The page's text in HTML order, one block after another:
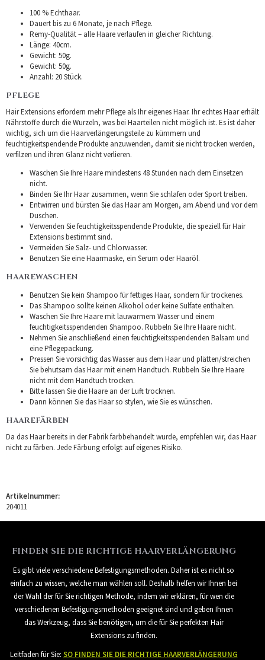
100 % Echthaar.
Dauert bis zu 6 Monate, je nach Pflege.
Remy-Qualität – alle Haare verlaufen in gleicher Richtung.
Länge: 40cm.
Gewicht: 50g.
Gewicht: 50g.
Anzahl: 20 Stück.
PFLEGE
Hair Extensions erfordern mehr Pflege als Ihr eigenes Haar. Ihr echtes Haar erhält
Nährstoffe durch die Wurzeln, was bei Haarteilen nicht möglich ist. Es ist daher
wichtig, sich um die Haarverlängerungsteile zu kümmern und
feuchtigkeitspendende Produkte anzuwenden, damit sie nicht trocken werden,
verfilzen und ihren Glanz nicht verlieren.
Waschen Sie Ihre Haare mindestens 48 Stunden nach dem Einsetzen
nicht.
Binden Sie Ihr Haar zusammen, wenn Sie schlafen oder Sport treiben.
Entwirren und bürsten Sie das Haar am Morgen, am Abend und vor dem
Duschen.
Verwenden Sie feuchtigkeitsspendende Produkte, die speziell für Hair
Extensions bestimmt sind.
Vermeiden Sie Salz- und Chlorwasser.
Benutzen Sie eine Haarmaske, ein Serum oder Haaröl.
HAAREWASCHEN
Benutzen Sie kein Shampoo für fettiges Haar, sondern für trockenes.
Das Shampoo sollte keinen Alkohol oder keine Sulfate enthalten.
Waschen Sie Ihre Haare mit lauwarmem Wasser und einem
feuchtigkeitsspendenden Shampoo. Rubbeln Sie Ihre Haare nicht.
Nehmen Sie anschließend einen feuchtigkeitsspendenden Balsam und
eine Pflegepackung.
Pressen Sie vorsichtig das Wasser aus dem Haar und plätten/streichen
Sie behutsam das Haar mit einem Handtuch. Rubbeln Sie Ihre Haare
nicht mit dem Handtuch trocken.
Bitte lassen Sie die Haare an der Luft trocknen.
Dann können Sie das Haar so stylen, wie Sie es wünschen.
HAAREFÄRBEN
Da das Haar bereits in der Fabrik farbbehandelt wurde, empfehlen wir, das Haar
nicht zu färben. Jede Färbung erfolgt auf eigenes Risiko.
Artikelnummer:
204011
FINDEN SIE DIE RICHTIGE HAARVERLÄNGERUNG
Es gibt viele verschiedene Befestigungsmethoden. Daher ist es nicht so
einfach zu wissen, welche man wählen soll. Deshalb helfen wir Ihnen bei
der Wahl der für Sie richtigen Methode, indem wir erklären, für wen die
verschiedenen Befestigungsmethoden geeignet sind und geben Ihnen
das Werkzeug, dass Sie benötigen, um die für Sie perfekten Hair
Extensions zu finden.
Leitfaden für Sie: SO FINDEN SIE DIE RICHTIGE HAARVERLÄNGERUNG